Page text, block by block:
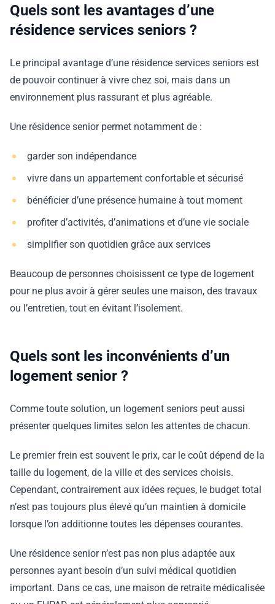
Quels sont les avantages d’une
résidence services seniors ?
Le principal avantage d’une résidence services seniors est
de pouvoir continuer à vivre chez soi, mais dans un
environnement plus rassurant et plus agréable.
Une résidence senior permet notamment de :
garder son indépendance
vivre dans un appartement confortable et sécurisé
bénéficier d’une présence humaine à tout moment
profiter d’activités, d’animations et d’une vie sociale
simplifier son quotidien grâce aux services
Beaucoup de personnes choisissent ce type de logement
pour ne plus avoir à gérer seules une maison, des travaux
ou l’entretien, tout en évitant l’isolement.
Quels sont les inconvénients d’un
logement senior ?
Comme toute solution, un logement seniors peut aussi
présenter quelques limites selon les attentes de chacun.
Le premier frein est souvent le prix, car le coût dépend de la
taille du logement, de la ville et des services choisis.
Cependant, contrairement aux idées reçues, le budget total
n’est pas toujours plus élevé qu’un maintien à domicile
lorsque l’on additionne toutes les dépenses courantes.
Une résidence senior n’est pas non plus adaptée aux
personnes ayant besoin d’un suivi médical quotidien
important. Dans ce cas, une maison de retraite médicalisée